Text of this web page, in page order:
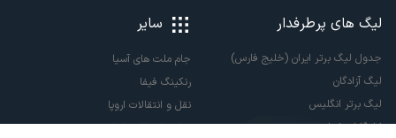
لیگ های پرطرفدار
جدول لیگ برتر ایران (خلیج فارس)
لیگ آزادگان
لیگ برتر انگلیس
لالیگا اسپانیا
سایر
جام ملت های آسیا
رنکینگ فیفا
نقل و انتقالات اروپا
نقل و انتقالات ایران